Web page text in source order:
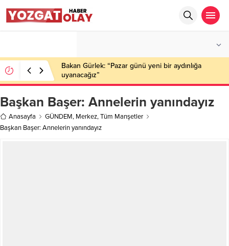
Bakan Gürlek: “Pazar günü yeni bir aydınlığa
uyanacağız”
Başkan Başer: Annelerin yanındayız
Anasayfa GÜNDEM, Merkez,Tüm Manşetler
Başkan Başer: Annelerin yanındayız